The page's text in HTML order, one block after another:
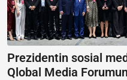
Prezidentin sosial
Qlobal Media